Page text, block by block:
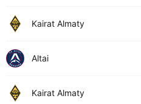
Kairat Almaty
Altai
Kairat Almaty